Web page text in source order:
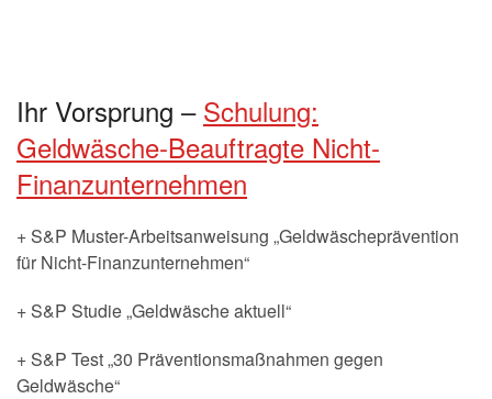
Ihr Vorsprung – Schulung:
Geldwäsche-Beauftragte Nicht-
Finanzunternehmen
+ S&P Muster-Arbeitsanweisung „Geldwäscheprävention
für Nicht-Finanzunternehmen“
+ S&P Studie „Geldwäsche aktuell“
+ S&P Test „30 Präventionsmaßnahmen gegen
Geldwäsche“